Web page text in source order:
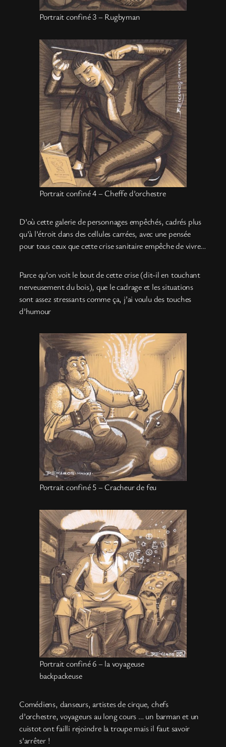
Portrait confiné 3 – Rugbyman
Portrait confiné 4 – Cheffe d’orchestre
D’où cette galerie de personnages empêchés, cadrés plus
qu’à l’étroit dans des cellules carrées, avec une pensée
pour tous ceux que cette crise sanitaire empêche de vivre…
Parce qu’on voit le bout de cette crise (dit-il en touchant
nerveusement du bois), que le cadrage et les situations
sont assez stressants comme ça, j’ai voulu des touches
d’humour
Portrait confiné 5 – Cracheur de feu
Portrait confiné 6 – la voyageuse
backpackeuse
Comédiens, danseurs, artistes de cirque, chefs
d’orchestre, voyageurs au long cours … un barman et un
cuistot ont failli rejoindre la troupe mais il faut savoir
s’arrêter !